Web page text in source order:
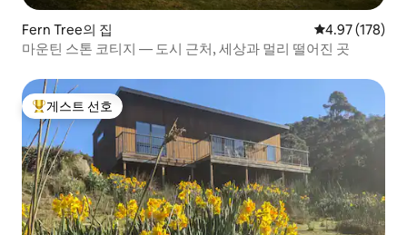
Fern Tree의 집 평점 4.97점(5
4.97 (178)
마운틴 스톤 코티지 — 도시 근처, 세상과 멀리 떨어진 곳
상위 게스트 선호
게스트 선호